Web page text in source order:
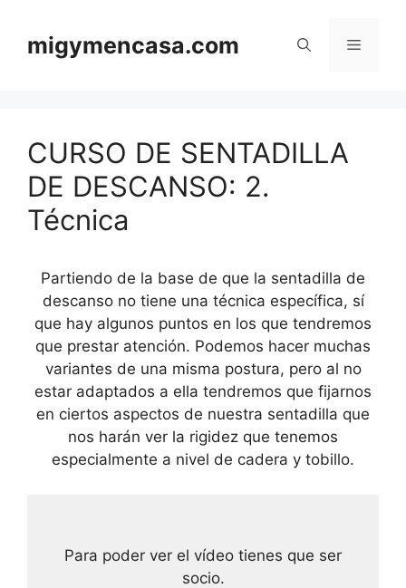
contenido
migymencasa.com Menú
CURSO DE SENTADILLA
DE DESCANSO: 2.
Técnica
Partiendo de la base de que la sentadilla de
descanso no tiene una técnica específica, sí
que hay algunos puntos en los que tendremos
que prestar atención. Podemos hacer muchas
variantes de una misma postura, pero al no
estar adaptados a ella tendremos que fijarnos
en ciertos aspectos de nuestra sentadilla que
nos harán ver la rigidez que tenemos
especialmente a nivel de cadera y tobillo.
Para poder ver el vídeo tienes que ser
socio.